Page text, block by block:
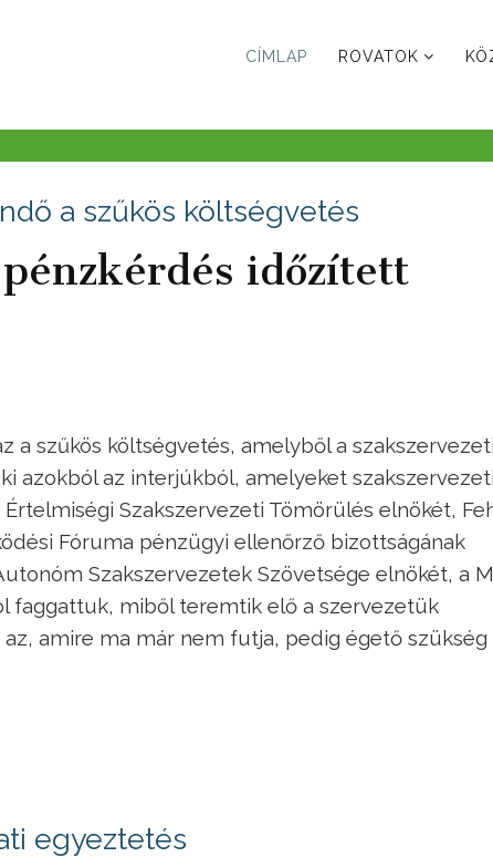
CÍMLAP ROVATOK
a szűkös költségvetés
időzített
a szűkös költségvetés, amelyből a
azokból az interjúkból, amelyeket
Szakszervezeti Tömörülés elnökét,
Fóruma pénzügyi ellenőrző bizottságának
Szakszervezetek Szövetsége elnökét, a
faggattuk, miből teremtik elő a szervezetük
amire ma már nem futja, pedig égető szükség
egyeztetés